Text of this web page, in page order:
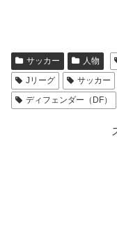
サッカー 人物
Jリーグ
サッカー
ディフェンダー（DF）